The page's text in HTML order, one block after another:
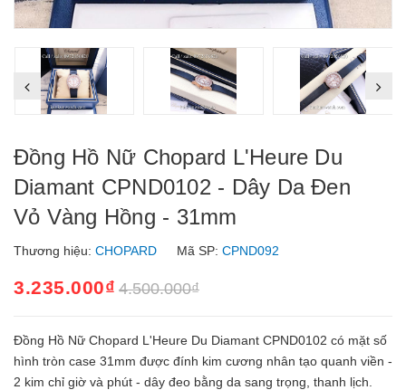
Đồng Hồ Nữ Chopard L'Heure Du
Diamant CPND0102 - Dây Da Đen
Vỏ Vàng Hồng - 31mm
Thương hiệu: CHOPARD Mã SP: CPND092
3.235.000₫ 4.500.000₫
Đồng Hồ Nữ Chopard L'Heure Du Diamant CPND0102 có mặt số
hình tròn case 31mm được đính kim cương nhân tạo quanh viền -
2 kim chỉ giờ và phút - dây đeo bằng da sang trọng, thanh lịch.